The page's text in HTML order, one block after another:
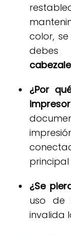
color,
¿Por
principal
¿Se
uso de
invalida